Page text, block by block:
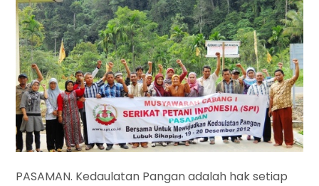
PASAMAN. Kedaulatan Pangan adalah hak setiap